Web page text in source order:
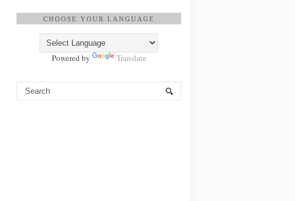
CHOOSE YOUR LANGUAGE
Powered by Translate